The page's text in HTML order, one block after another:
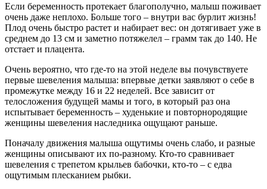
Если беременность протекает благополучно, малыш поживает
очень даже неплохо. Больше того – внутри вас бурлит жизнь!
Плод очень быстро растет и набирает вес: он дотягивает уже в
среднем до 13 см и заметно потяжелел – грамм так до 140. Не
отстает и плацента.
Очень вероятно, что где-то на этой неделе вы почувствуете
первые шевеления малыша: впервые детки заявляют о себе в
промежутке между 16 и 22 неделей. Все зависит от
телосложения будущей мамы и того, в который раз она
испытывает беременность – худенькие и повторнородящие
женщины шевеления наследника ощущают раньше.
Поначалу движения малыша ощутимы очень слабо, и разные
женщины описывают их по-разному. Кто-то сравнивает
шевеления с трепетом крыльев бабочки, кто-то – с едва
ощутимым плесканием рыбки.